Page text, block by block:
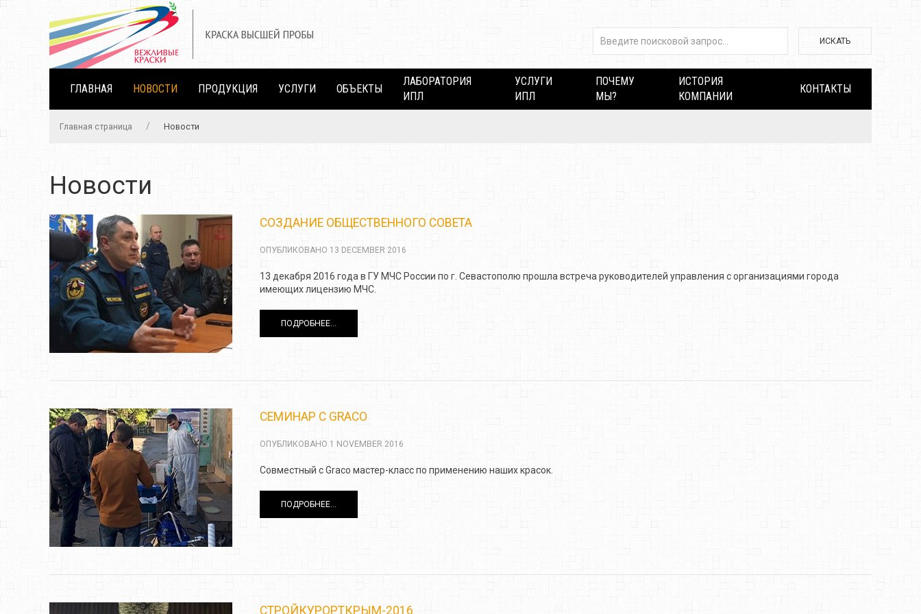
ИСКАТЬ
ГЛАВНАЯ НОВОСТИ ПРОДУКЦИЯ УСЛУГИ ОБЪЕКТЫ
ЛАБОРАТОРИЯ
ИПЛ
УСЛУГИ
ИПЛ
ПОЧЕМУ
МЫ?
ИСТОРИЯ
КОМПАНИИ
КОНТАКТЫ
Главная страница Новости
Новости
СОЗДАНИЕ ОБЩЕСТВЕННОГО СОВЕТА
ОПУБЛИКОВАНО 13 DECEMBER 2016
13 декабря 2016 года в ГУ МЧС России по г. Севастополю прошла встреча руководителей управления с организациями города
имеющих лицензию МЧС.
ПОДРОБНЕЕ...
СЕМИНАР С GRACO
ОПУБЛИКОВАНО 1 NOVEMBER 2016
Совместный с Graco мастер-класс по применению наших красок.
ПОДРОБНЕЕ...
СТРОЙКУРОРТКРЫМ-2016